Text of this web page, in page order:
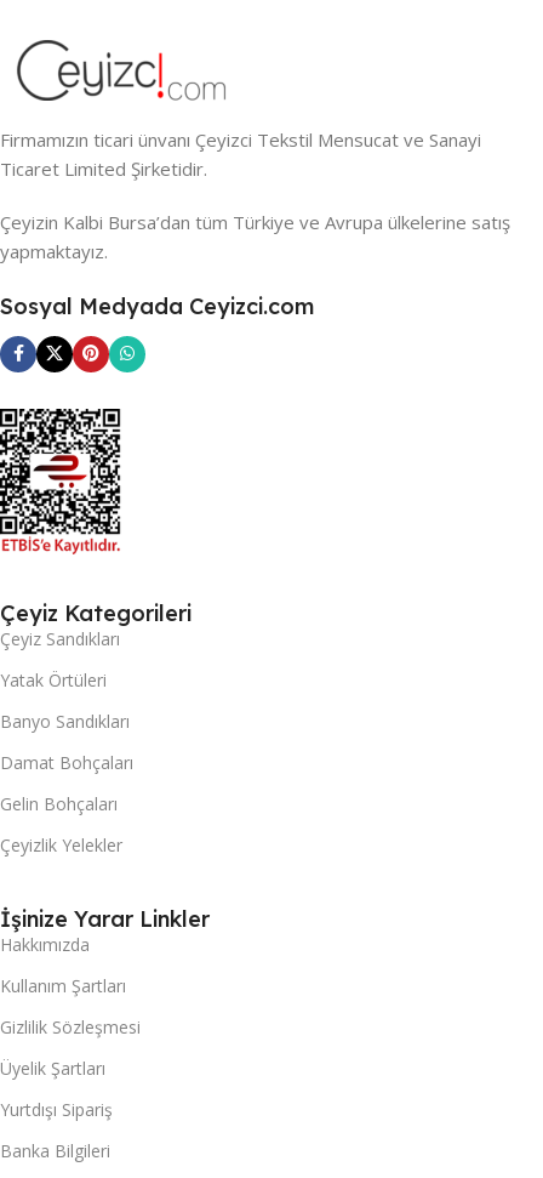
Firmamızın ticari ünvanı Çeyizci Tekstil Mensucat ve Sanayi
Ticaret Limited Şirketidir.
Çeyizin Kalbi Bursa’dan tüm Türkiye ve Avrupa ülkelerine satış
yapmaktayız.
Sosyal Medyada Ceyizci.com
Çeyiz Kategorileri
Çeyiz Sandıkları
Yatak Örtüleri
Banyo Sandıkları
Damat Bohçaları
Gelin Bohçaları
Çeyizlik Yelekler
İşinize Yarar Linkler
Hakkımızda
Kullanım Şartları
Gizlilik Sözleşmesi
Üyelik Şartları
Yurtdışı Sipariş
Banka Bilgileri